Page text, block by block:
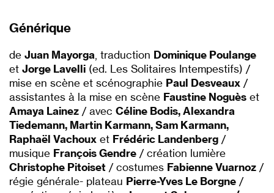
Générique
de Juan Mayorga, traduction Dominique Poulange
et Jorge Lavelli (ed. Les Solitaires Intempestifs) /
mise en scène et scénographie Paul Desveaux /
assistantes à la mise en scène Faustine Noguès et
Amaya Lainez / avec Céline Bodis, Alexandra
Tiedemann, Martin Karmann, Sam Karmann,
Raphaël Vachoux et Frédéric Landenberg /
musique François Gendre / création lumière
Christophe Pitoiset / costumes Fabienne Vuarnoz /
régie générale- plateau Pierre-Yves Le Borgne /